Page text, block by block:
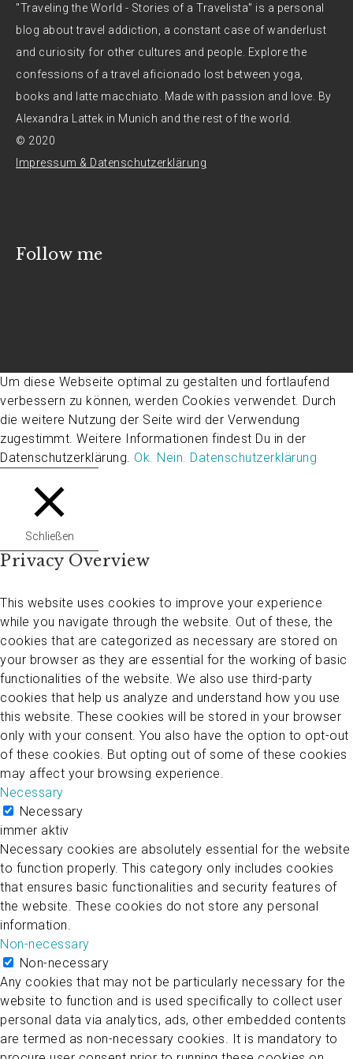
"Traveling the World - Stories of a Travelista" is a personal
blog about travel addiction, a constant case of wanderlust
and curiosity for other cultures and people. Explore the
confessions of a travel aficionado lost between yoga,
books and latte macchiato. Made with passion and love. By
Alexandra Lattek in Munich and the rest of the world.
© 2020
Impressum & Datenschutzerklärung
Follow me
Um diese Webseite optimal zu gestalten und fortlaufend
verbessern zu können, werden Cookies verwendet. Durch
die weitere Nutzung der Seite wird der Verwendung
zugestimmt. Weitere Informationen findest Du in der
Datenschutzerklärung. Ok. Nein. Datenschutzerklärung
Schließen
Privacy Overview
This website uses cookies to improve your experience
while you navigate through the website. Out of these, the
cookies that are categorized as necessary are stored on
your browser as they are essential for the working of basic
functionalities of the website. We also use third-party
cookies that help us analyze and understand how you use
this website. These cookies will be stored in your browser
only with your consent. You also have the option to opt-out
of these cookies. But opting out of some of these cookies
may affect your browsing experience.
Necessary
Necessary
immer aktiv
Necessary cookies are absolutely essential for the website
to function properly. This category only includes cookies
that ensures basic functionalities and security features of
the website. These cookies do not store any personal
information.
Non-necessary
Non-necessary
Any cookies that may not be particularly necessary for the
website to function and is used specifically to collect user
personal data via analytics, ads, other embedded contents
are termed as non-necessary cookies. It is mandatory to